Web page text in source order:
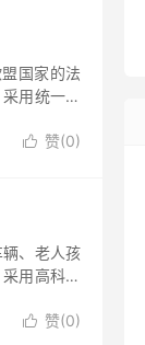
国家的法
用统一的
 赞(0)
、老人孩
用高科技
 赞(0)